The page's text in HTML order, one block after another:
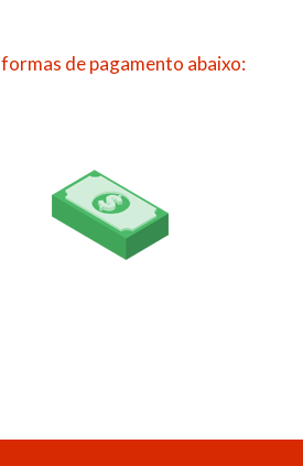
de pagamento abaixo: